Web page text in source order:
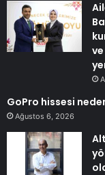
GoPro hissesi
Ağustos 6, 2026